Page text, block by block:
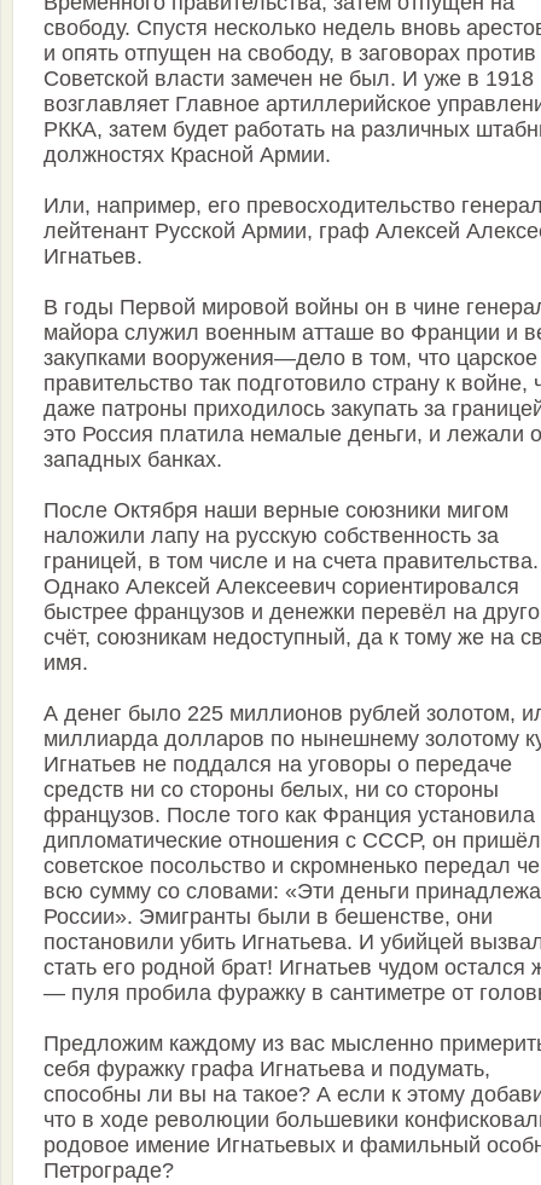
свободу. Спустя несколько недель вновь
и опять отпущен на свободу, в заговорах против
Советской власти замечен не был. И уже в 1918
возглавляет Главное артиллерийское
РККА, затем будет работать на различных
должностях Красной Армии.
Или, например, его превосходительство
лейтенант Русской Армии, граф Алексей
Игнатьев.
В годы Первой мировой войны он в чине
майора служил военным атташе во Франции и
закупками вооружения—дело в том, что царское
правительство так подготовило страну к войне,
даже патроны приходилось закупать за
это Россия платила немалые деньги, и лежали
западных банках.
После Октября наши верные союзники мигом
наложили лапу на русскую собственность за
границей, в том числе и на счета правительства.
Однако Алексей Алексеевич сориентировался
быстрее французов и денежки перевёл на
счёт, союзникам недоступный, да к тому же на
имя.
А денег было 225 миллионов рублей золотом,
миллиарда долларов по нынешнему золотому
Игнатьев не поддался на уговоры о передаче
средств ни со стороны белых, ни со стороны
французов. После того как Франция установила
дипломатические отношения с СССР, он
советское посольство и скромненько передал
всю сумму со словами: «Эти деньги
России». Эмигранты были в бешенстве, они
постановили убить Игнатьева. И убийцей
стать его родной брат! Игнатьев чудом остался
— пуля пробила фуражку в сантиметре от
Предложим каждому из вас мысленно
себя фуражку графа Игнатьева и подумать,
способны ли вы на такое? А если к этому
что в ходе революции большевики
родовое имение Игнатьевых и фамильный
Петрограде?